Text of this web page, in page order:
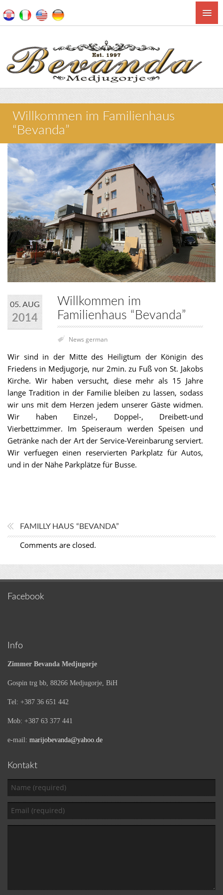
Willkommen im Familienhaus
“Bevanda”
05. AUG
2014
Willkommen im
Familienhaus “Bevanda”
News german
Wir sind in der Mitte des Heiligtum der Königin des
Friedens in Medjugorje, nur 2min. zu Fuß von St. Jakobs
Kirche. Wir haben versucht, diese mehr als 15 Jahre
lange Tradition in der Familie bleiben zu lassen, sodass
wir uns mit dem Herzen jedem unserer Gäste widmen.
Wir haben Einzel-, Doppel-, Dreibett-und
Vierbettzimmer. Im Speiseraum werden Speisen und
Getränke nach der Art der Service-Vereinbarung serviert.
Wir verfuegen einen reservierten Parkplatz für Autos,
und in der Nähe Parkplätze für Busse.
FAMILLY HAUS “BEVANDA”
Comments are closed.
Facebook
Info
Zimmer Bevanda Medjugorje
Gospin trg bb, 88266 Medjugorje, BiH
Tel: +387 36 651 442
Mob: +387 63 377 441
e-mail: marijobevanda@yahoo.de
Kontakt